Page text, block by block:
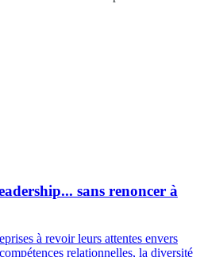
sans renoncer à
à revoir leurs attentes envers
relationnelles, la diversité